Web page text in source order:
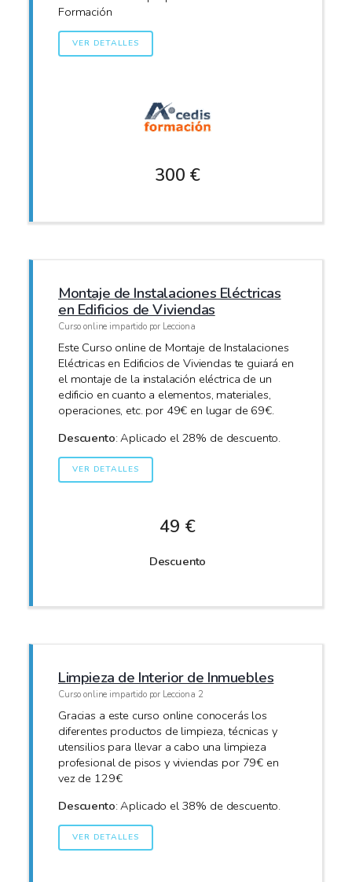
Formación
VER DETALLES
300 €
Montaje de Instalaciones Eléctricas
en Edificios de Viviendas
Curso online impartido por Lecciona
Este Curso online de Montaje de Instalaciones
Eléctricas en Edificios de Viviendas te guiará en
el montaje de la instalación eléctrica de un
edificio en cuanto a elementos, materiales,
operaciones, etc. por 49€ en lugar de 69€.
Descuento: Aplicado el 28% de descuento.
VER DETALLES
49 €
Descuento
Limpieza de Interior de Inmuebles
Curso online impartido por Lecciona 2
Gracias a este curso online conocerás los
diferentes productos de limpieza, técnicas y
utensilios para llevar a cabo una limpieza
profesional de pisos y viviendas por 79€ en
vez de 129€
Descuento: Aplicado el 38% de descuento.
VER DETALLES